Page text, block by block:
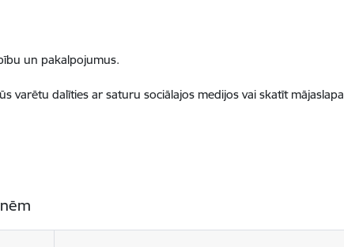
un pakalpojumus.
varētu dalīties ar saturu sociālajos medijos vai skatīt